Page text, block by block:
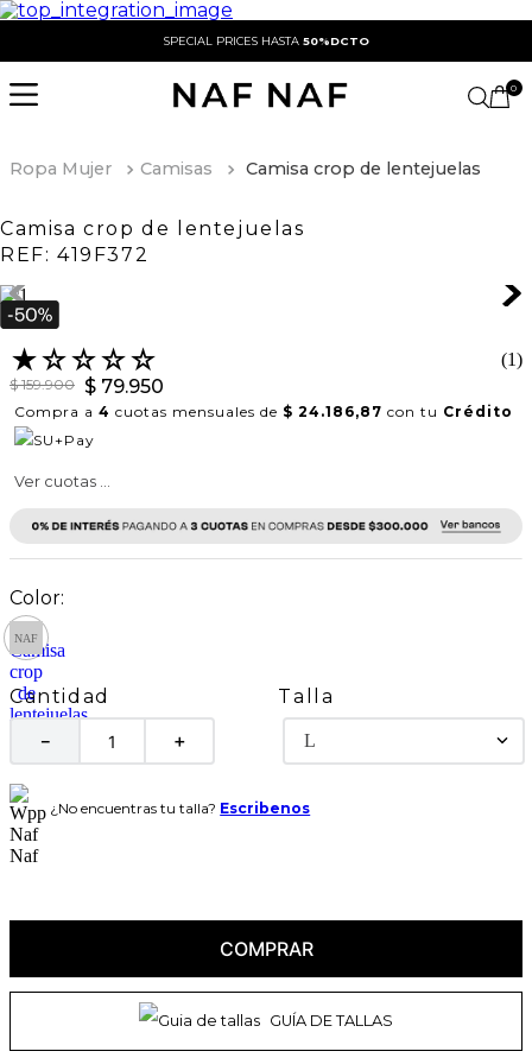
SPECIAL PRICES HASTA 50%DCTO
0
Ropa Mujer Camisas Camisa crop de lentejuelas
Camisa crop de lentejuelas
REF: 419F372
★☆☆☆☆ (1)
$ 159.900 $ 79.950
Compra a 4 cuotas mensuales de $ 24.186,87 con tu Crédito
Ver cuotas ...
Cantidad
＋
－
Talla
L
¿No encuentras tu talla? Escribenos
COMPRAR
GUÍA DE TALLAS